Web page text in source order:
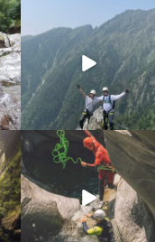
discover_purelements
Giu 10
19
discover_purelements
Mag 13
0